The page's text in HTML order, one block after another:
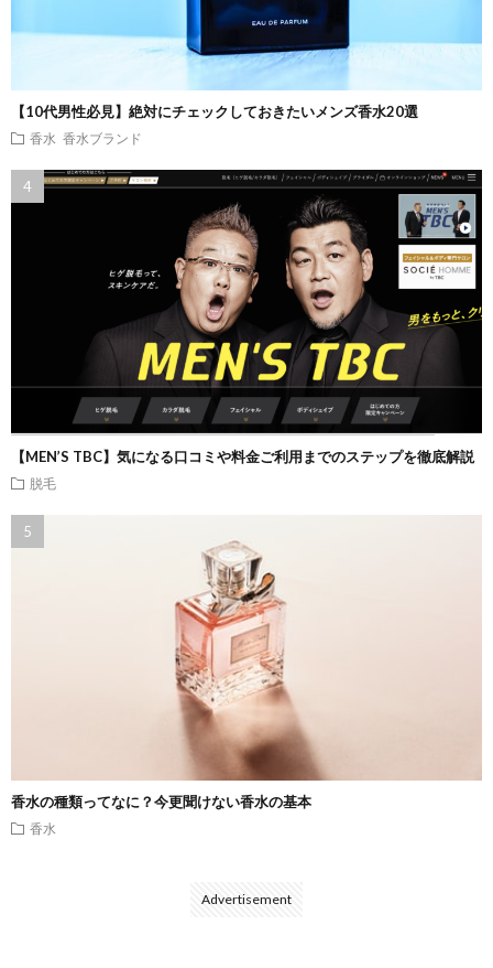
【10代男性必見】絶対にチェックしておきたいメンズ香水20選
香水 香水ブランド
【MEN’S TBC】気になる口コミや料金ご利用までのステップを徹底解説
脱毛
香水の種類ってなに？今更聞けない香水の基本
香水
Advertisement